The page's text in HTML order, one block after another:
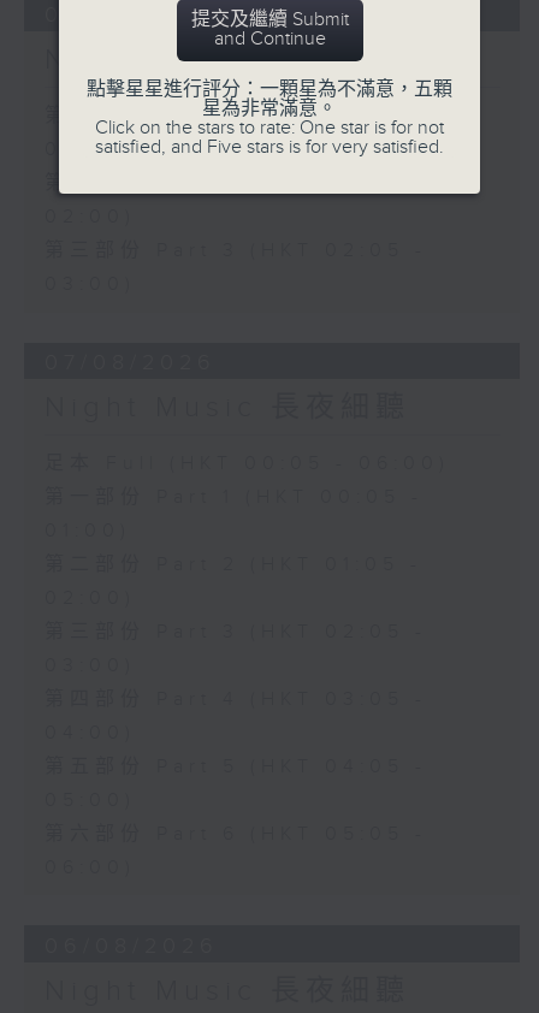
08/08/2026
Night Music 長夜細聽
第一部份 Part 1 (HKT 00:05 -
01:00)
提交及繼續 Submit
and Continue
點擊星星進行評分：一顆星為不滿意，五顆
星為非常滿意。
Click on the stars to rate: One star is for not
satisfied, and Five stars is for very satisfied.